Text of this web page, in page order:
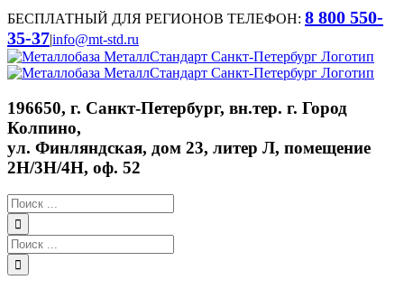
Skip
to
content
БЕСПЛАТНЫЙ ДЛЯ РЕГИОНОВ ТЕЛЕФОН: 8 800 550-
35-37|info@mt-std.ru
WhatsApp
Vk
Email
Max
196650, г. Санкт-Петербург, вн.тер. г. Город
Колпино,
ул. Финляндская, дом 23, литер Л, помещение
2Н/3Н/4Н, оф. 52
Результат
поиска:
Результат
поиска: